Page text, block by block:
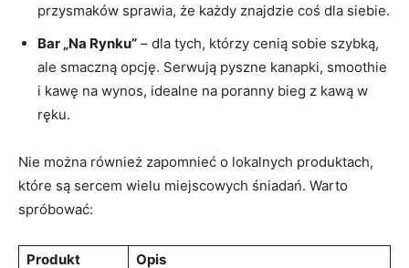
przysmaków sprawia, że każdy znajdzie coś dla siebie.
Bar „Na Rynku” – dla tych, którzy cenią sobie szybką,
ale smaczną opcję. Serwują pyszne kanapki, smoothie
i kawę na wynos, idealne na poranny bieg z kawą w
ręku.
Nie można również zapomnieć o lokalnych produktach,
które są sercem wielu miejscowych śniadań. Warto
spróbować:
Produkt
Opis